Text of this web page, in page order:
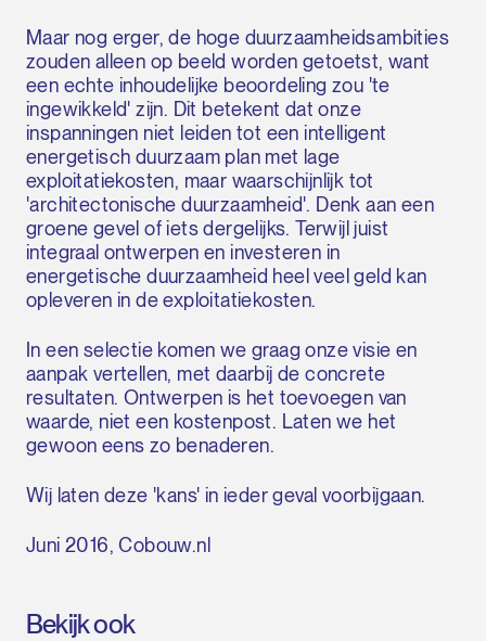
Maar nog erger, de hoge duurzaamheidsambities
zouden alleen op beeld worden getoetst, want
een echte inhoudelijke beoordeling zou 'te
ingewikkeld' zijn. Dit betekent dat onze
inspanningen niet leiden tot een intelligent
energetisch duurzaam plan met lage
exploitatiekosten, maar waarschijnlijk tot
'architectonische duurzaamheid'. Denk aan een
groene gevel of iets dergelijks. Terwijl juist
integraal ontwerpen en investeren in
energetische duurzaamheid heel veel geld kan
opleveren in de exploitatiekosten.
In een selectie komen we graag onze visie en
aanpak vertellen, met daarbij de concrete
resultaten. Ontwerpen is het toevoegen van
waarde, niet een kostenpost. Laten we het
gewoon eens zo benaderen.
Wij laten deze 'kans' in ieder geval voorbijgaan.
Juni 2016, Cobouw.nl
Bekijk ook